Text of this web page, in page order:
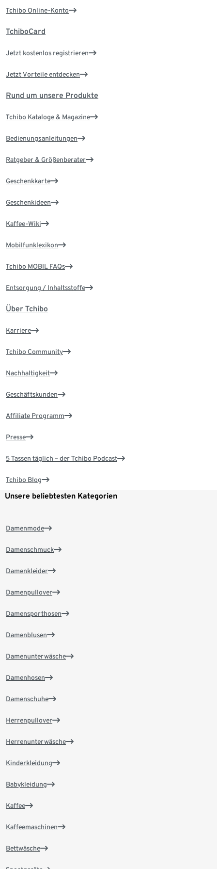
Tchibo Online-Konto
TchiboCard
Jetzt kostenlos registrieren
Jetzt Vorteile entdecken
Rund um unsere Produkte
Tchibo Kataloge & Magazine
Bedienungsanleitungen
Ratgeber & Größenberater
Geschenkkarte
Geschenkideen
Kaffee-Wiki
Mobilfunklexikon
Tchibo MOBIL FAQs
Entsorgung / Inhaltsstoffe
Über Tchibo
Karriere
Tchibo Community
Nachhaltigkeit
Geschäftskunden
Affiliate Programm
Presse
5 Tassen täglich – der Tchibo Podcast
Tchibo Blog
Unsere beliebtesten Kategorien
Damenmode
Damenschmuck
Damenkleider
Damenpullover
Damensporthosen
Damenblusen
Damenunterwäsche
Damenhosen
Damenschuhe
Herrenpullover
Herrenunterwäsche
Kinderkleidung
Babykleidung
Kaffee
Kaffeemaschinen
Bettwäsche